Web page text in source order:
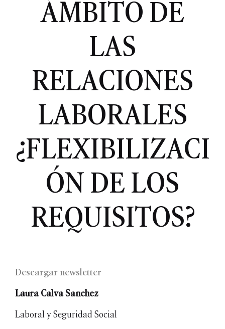
ÁMBITO DE
LAS
RELACIONES
LABORALES
¿FLEXIBILIZACI
ÓN DE LOS
REQUISITOS?
Descargar newsletter
Laura Calva Sanchez
Laboral y Seguridad Social